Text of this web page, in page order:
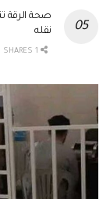
صحة الرقة
نقله